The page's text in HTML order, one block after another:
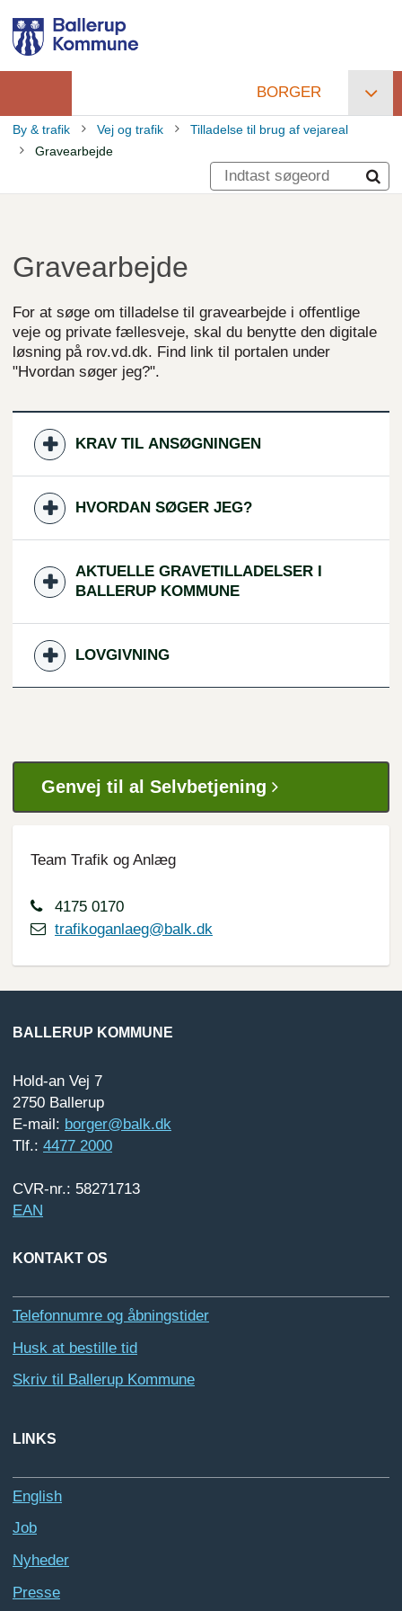
hovedindhold
Primær
navigation
BORGER
Brødkrumme
By & trafik Vej og trafik
Tilladelse til brug af vejareal
Gravearbejde
Gravearbejde
For at søge om tilladelse til gravearbejde i offentlige
veje og private fællesveje, skal du benytte den digitale
løsning på rov.vd.dk. Find link til portalen under
"Hvordan søger jeg?".
KRAV TIL ANSØGNINGEN
HVORDAN SØGER JEG?
AKTUELLE GRAVETILLADELSER I
BALLERUP KOMMUNE
LOVGIVNING
Genvej til al Selvbetjening
Team Trafik og Anlæg
4175 0170
trafikoganlaeg@balk.dk
BALLERUP KOMMUNE
Hold-an Vej 7
2750 Ballerup
E-mail: borger@balk.dk
Tlf.: 4477 2000
CVR-nr.: 58271713
EAN
KONTAKT OS
Telefonnumre og åbningstider
Husk at bestille tid
Skriv til Ballerup Kommune
LINKS
English
Job
Nyheder
Presse